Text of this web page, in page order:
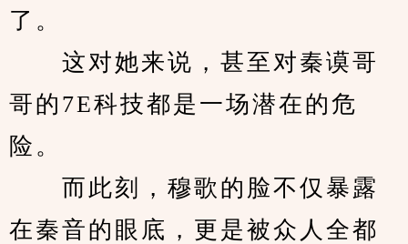
了。
这对她来说，甚至对秦谟哥
哥的7E科技都是一场潜在的危
险。
而此刻，穆歌的脸不仅暴露
在秦音的眼底，更是被众人全都